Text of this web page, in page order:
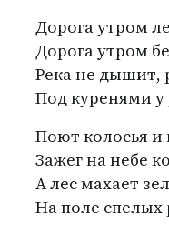
Дорога утром
Дорога утром
Река не дышит,
Под куренями у
Поют колосья
Зажег на небе
А лес махает
На поле